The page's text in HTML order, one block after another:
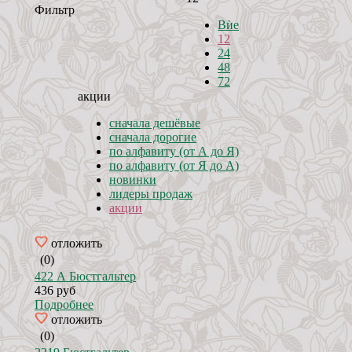
Вѝе
12
24
48
72
Фильтр
акции
сначала дешёвые
сначала дорогие
по алфавиту (от А до Я)
по алфавиту (от Я до А)
новинки
лидеры продаж
акции
отложить
(0)
422 А Бюстгальтер
436 руб
Подробнее
отложить
(0)